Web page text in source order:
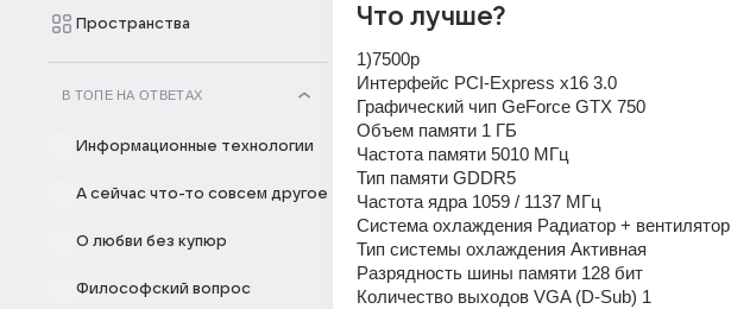
Пространства
В ТОПЕ НА ОТВЕТАХ
Информационные технологии
А сейчас что-то совсем другое
О любви без купюр
Философский вопрос
Что лучше?
1)7500р
Интерфейс PCI-Express x16 3.0
Графический чип GeForce GTX 750
Объем памяти 1 ГБ
Частота памяти 5010 МГц
Тип памяти GDDR5
Частота ядра 1059 / 1137 МГц
Система охлаждения Радиатор + вентилятор
Тип системы охлаждения Активная
Разрядность шины памяти 128 бит
Количество выходов VGA (D-Sub) 1